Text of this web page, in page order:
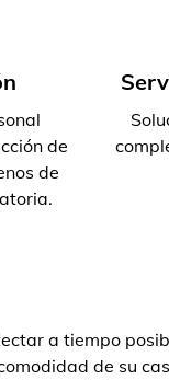
de
de
a tiempo
de su